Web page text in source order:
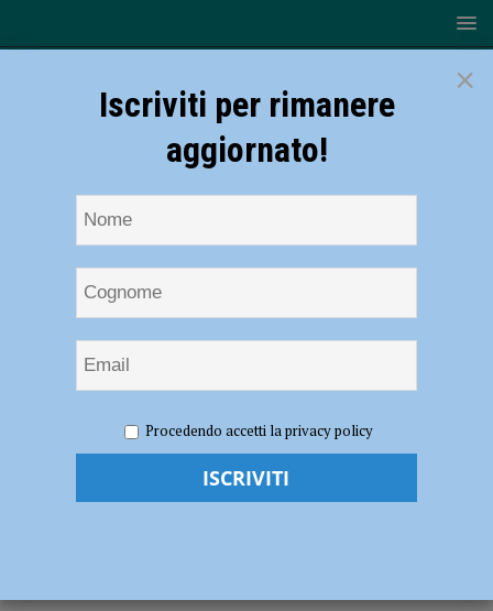
immersi nel buio, localizzati attraverso il cellulare e salvati dai
carabinieri
Perdono l’orientamento tra i boschi
×
Iscriviti per rimanere
aggiornato!
Procedendo accetti la privacy policy